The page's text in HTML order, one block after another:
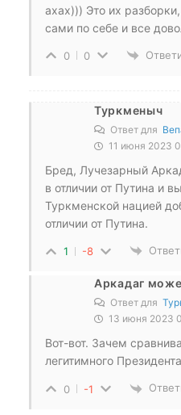
ахах))) Это их
сами по себе и все
0 0
Туркменыч
Ответ для
11 июня 2023
Бред, Лучезарный
в отличии от Путина и
Туркменской нацией
отличии от Путина.
1 -8
Аркадаг
Ответ для
13 июня 2023
Вот-вот. Зачем
легитимного
0 -1